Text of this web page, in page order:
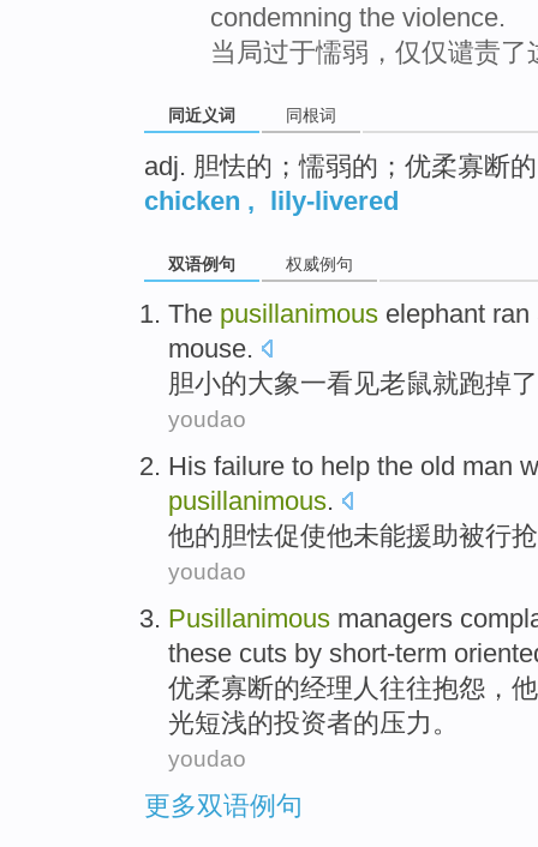
condemning the violence.
当局过于懦弱，仅仅谴责了
同近义词 同根词
adj. 胆怯的；懦弱的；优柔寡断的
chicken , lily-livered
双语例句 权威例句
The pusillanimous elephant ran
mouse.
胆小的大象一看见老鼠就跑掉了
youdao
His failure to help the old man
pusillanimous.
他的胆怯促使他未能援助被行抢
youdao
Pusillanimous managers
these cuts by short-term
优柔寡断的经理人 往往抱怨 ，
光短浅的投资者的压力。
youdao
更多双语例句